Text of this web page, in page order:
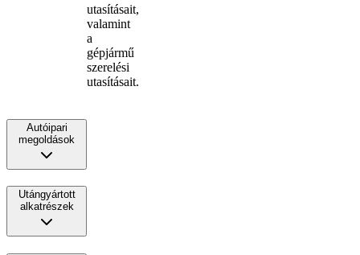
utasításait,
valamint
a
gépjármű
szerelési
utasításait.
Autóipari
megoldások
Utángyártott
alkatrészek